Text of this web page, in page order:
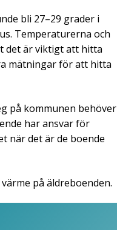
bli 27–29 grader i
Temperaturerna och
det är viktigt att hitta
mätningar för att hitta
på kommunen behöver
har ansvar för
när det är de boende
på äldreboenden.